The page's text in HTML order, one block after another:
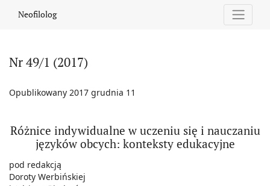
Nr 49/1 (2017): Różnice indywidualne w uczeniu się i
Neofilolog
Nr 49/1 (2017)
Opublikowany 2017 grudnia 11
Różnice indywidualne w uczeniu się i nauczaniu
języków obcych: konteksty edukacyjne
pod redakcją
Doroty Werbińskiej